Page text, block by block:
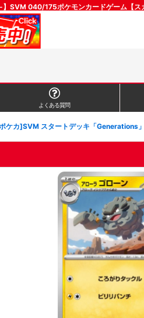
-】SVM 040/175ポケモンカードゲーム【
よくある質問
ケカ]SVM スタートデッキ「Generations」